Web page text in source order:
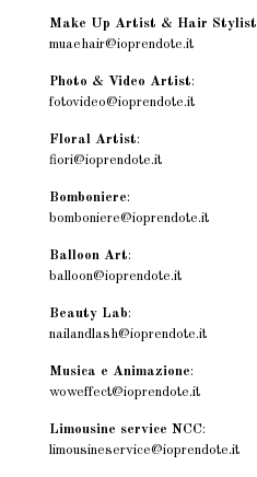
Make Up Artist & Hair Stylist
muaehair@ioprendote.it
Photo & Video Artist:
fotovideo@ioprendote.it
Floral Artist:
fiori@ioprendote.it
Bomboniere:
bomboniere@ioprendote.it
Balloon Art:
balloon@ioprendote.it
Beauty Lab:
nailandlash@ioprendote.it
Musica e Animazione:
woweffect@ioprendote.it
Limousine service NCC:
limousineservice@ioprendote.it